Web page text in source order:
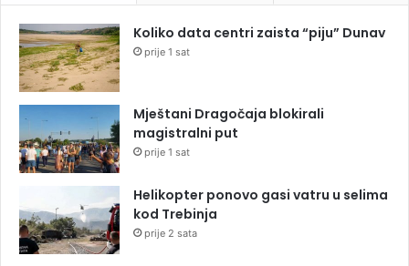
Koliko data centri zaista “piju” Dunav
prije 1 sat
Mještani Dragočaja blokirali
magistralni put
prije 1 sat
Helikopter ponovo gasi vatru u selima
kod Trebinja
prije 2 sata